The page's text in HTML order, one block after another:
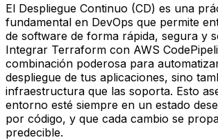
El Despliegue Continuo (CD) es una
fundamental en DevOps que permite
de software de forma rápida, segura y
Integrar Terraform con AWS
combinación poderosa para
despliegue de tus aplicaciones, sino
infraestructura que las soporta. Esto
entorno esté siempre en un estado
por código, y que cada cambio se
predecible.